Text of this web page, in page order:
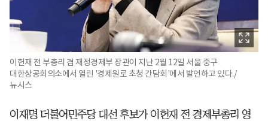
이헌재 전 부총리 겸 재정경제부 장관이 지난 2월 12일 서울 중구
대한상공회의소에서 열린 '경제원로 초청 간담회'에서 발언하고 있다./
뉴시스
이재명 더불어민주당 대선 후보가 이헌재 전 경제부총리 영